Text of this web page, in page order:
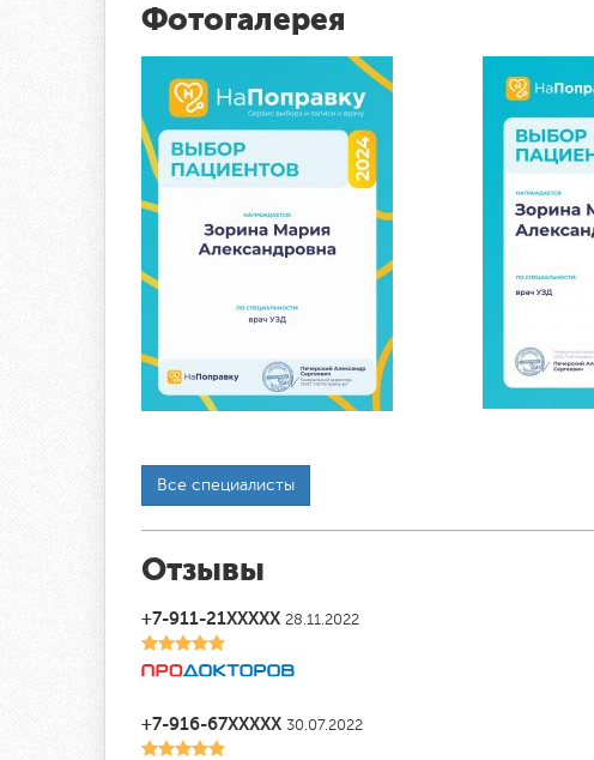
Фотогалерея
Все специалисты
Отзывы
+7-911-21XXXXX 28.11.2022
+7-916-67XXXXX 30.07.2022